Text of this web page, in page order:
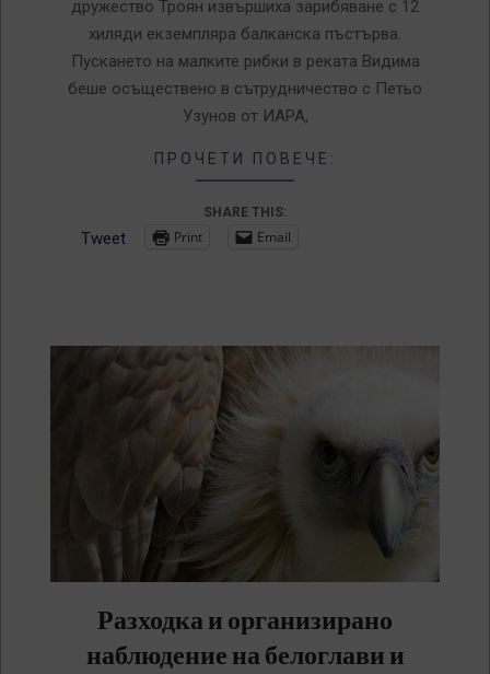
дружество Троян извършиха зарибяване с 12
хиляди екземпляра балканска пъстърва.
Пускането на малките рибки в реката Видима
беше осъществено в сътрудничество с Петьо
Узунов от ИАРА,
ПРОЧЕТИ ПОВЕЧЕ:
SHARE THIS:
Tweet Print Email
Разходка и организирано
наблюдение на белоглави и